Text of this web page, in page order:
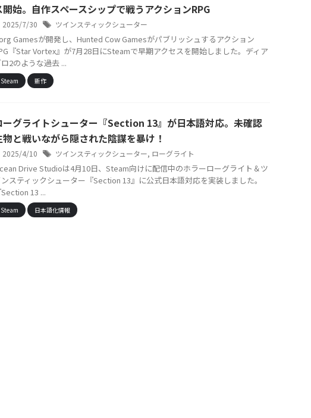
開始。自作スペースシップで戦うアクションRPG
2025/7/30 ツインスティックシューター
Gamesが開発し、Hunted Cow Gamesがパブリッシュするアクション
『Star Vortex』が7月28日にSteamで早期アクセスを開始しました。ディア
2のような過去 ...
Steam 新作
ーグライトシューター『Section 13』が日本語対応。未確認
物と戦いながら隠された陰謀を暴け！
2025/4/10 ツインスティックシューター, ローグライト
Drive Studioは4月10日、Steam向けに配信中のホラーローグライト＆ツ
スティックシューター『Section 13』に公式日本語対応を実装しました。
13 ...
Steam 日本語化情報